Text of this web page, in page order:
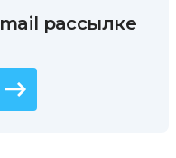
рассылке